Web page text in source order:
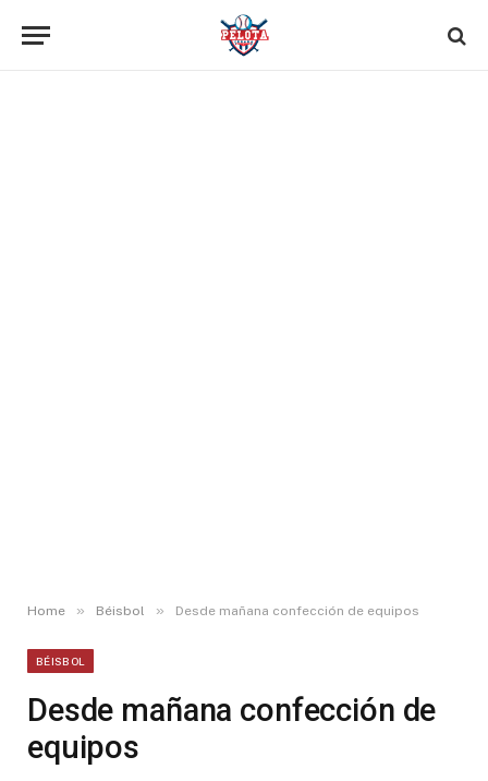
Home » Béisbol » Desde mañana confección de equipos
BÉISBOL
Desde mañana confección de
equipos